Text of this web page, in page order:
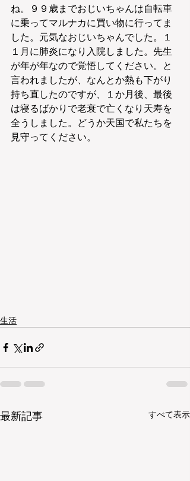
ね。９９歳までおじいちゃんは自転車
に乗ってマルナカに買い物に行ってま
した。元気なおじいちゃんでした。１
１月に肺炎になり入院しました。先生
が年が年なので覚悟してください。と
言われましたが、なんとか熱も下がり
持ち直したのですが、１か月後、最後
は寝るばかりで老衰で亡くなり天寿を
全うしました。どうか天国で私たちを
見守ってください。
生活
最新記事 すべて表示